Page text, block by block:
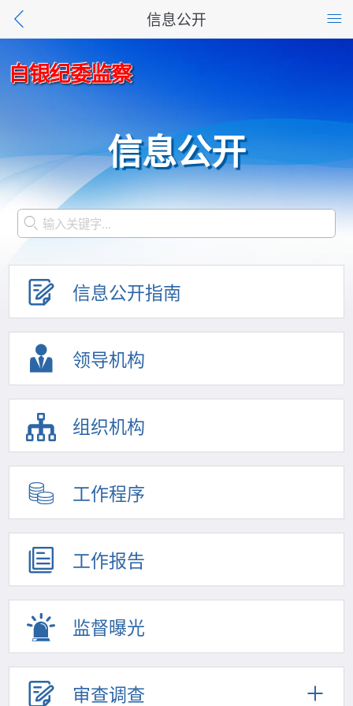
信息公开
白银纪委监察
信息公开
信息公开指南
领导机构
组织机构
工作程序
工作报告
监督曝光
审查调查